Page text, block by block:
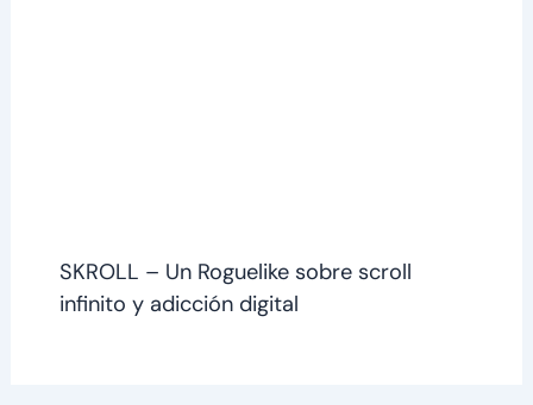
SKROLL – Un Roguelike sobre scroll
infinito y adicción digital